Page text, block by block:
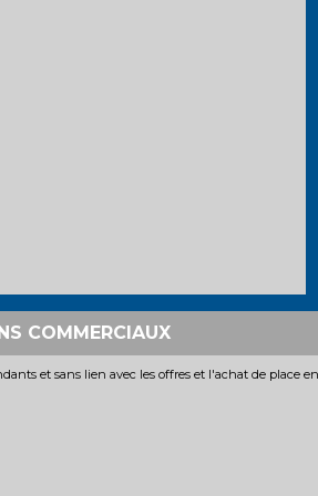
COMMERCIAUX
et sans lien avec les offres et l'achat de place